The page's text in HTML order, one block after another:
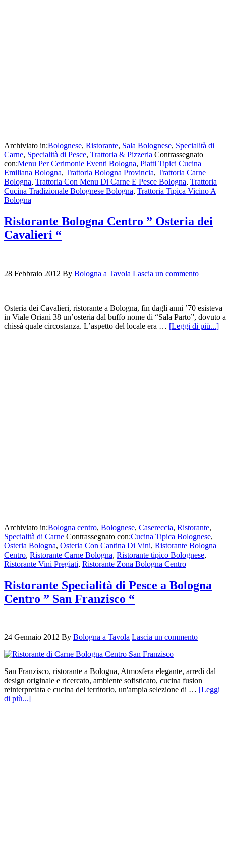
Archiviato in:Bolognese, Ristorante, Sala Bolognese, Specialità di
Carne, Specialità di Pesce, Trattoria & Pizzeria Contrassegnato
con:Menu Per Cerimonie Eventi Bologna, Piatti Tipici Cucina
Emiliana Bologna, Trattoria Bologna Provincia, Trattoria Carne
Bologna, Trattoria Con Menu Di Carne E Pesce Bologna, Trattoria
Cucina Tradizionale Bolognese Bologna, Trattoria Tipica Vicino A
Bologna
Ristorante Bologna Centro ” Osteria dei
Cavalieri “
28 Febbraio 2012 By Bologna a Tavola Lascia un commento
Osteria dei Cavalieri, ristorante a Bologna, fin dagli anni ’70 esisteva
in Viale Oriani 38 un’osteria dal buffo nome di “Sala Parto”, dovuto a
chissà quale circostanza. L’aspetto del locale era … [Leggi di più...]
Archiviato in:Bologna centro, Bolognese, Casereccia, Ristorante,
Specialità di Carne Contrassegnato con:Cucina Tipica Bolognese,
Osteria Bologna, Osteria Con Cantina Di Vini, Ristorante Bologna
Centro, Ristorante Carne Bologna, Ristorante tipico Bolognese,
Ristorante Vini Pregiati, Ristorante Zona Bologna Centro
Ristorante Specialità di Pesce a Bologna
Centro ” San Franzisco “
24 Gennaio 2012 By Bologna a Tavola Lascia un commento
San Franzisco, ristorante a Bologna, Atmosfera elegante, arredi dal
design originale e ricercato, ambiente sofisticato, cucina fusion
reinterpretata e cucina del territorio, un'ampia selezione di … [Leggi
di più...]